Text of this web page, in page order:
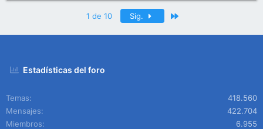
1 de 10 Sig.
Estadísticas del foro
Temas
418.560
Mensajes
422.704
Miembros
6.955